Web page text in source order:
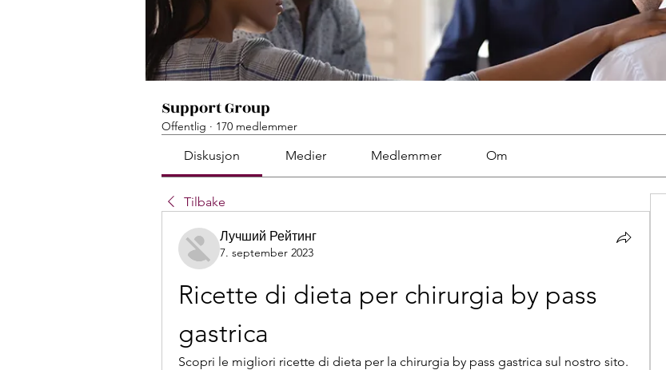
Support Group
Offentlig · 170 medlemmer
Diskusjon Medier Medlemmer Om
Tilbake
Лучший Рейтинг
7. september 2023
Ricette di dieta per chirurgia by pass
gastrica
Scopri le migliori ricette di dieta per la chirurgia by pass gastrica sul nostro sito.